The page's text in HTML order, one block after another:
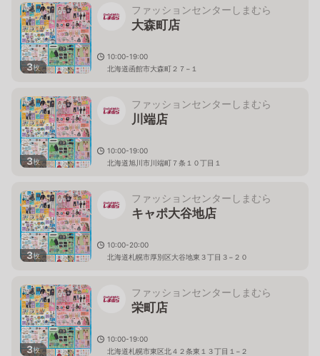
3枚
ファッションセンターしまむら
大森町店
10:00-19:00
北海道函館市大森町２７−１
3枚
ファッションセンターしまむら
川端店
10:00-19:00
北海道旭川市川端町７条１０丁目１
3枚
ファッションセンターしまむら
キャポ大谷地店
10:00-20:00
北海道札幌市厚別区大谷地東３丁目３−２０
3枚
ファッションセンターしまむら
栄町店
10:00-19:00
北海道札幌市東区北４２条東１３丁目１−２